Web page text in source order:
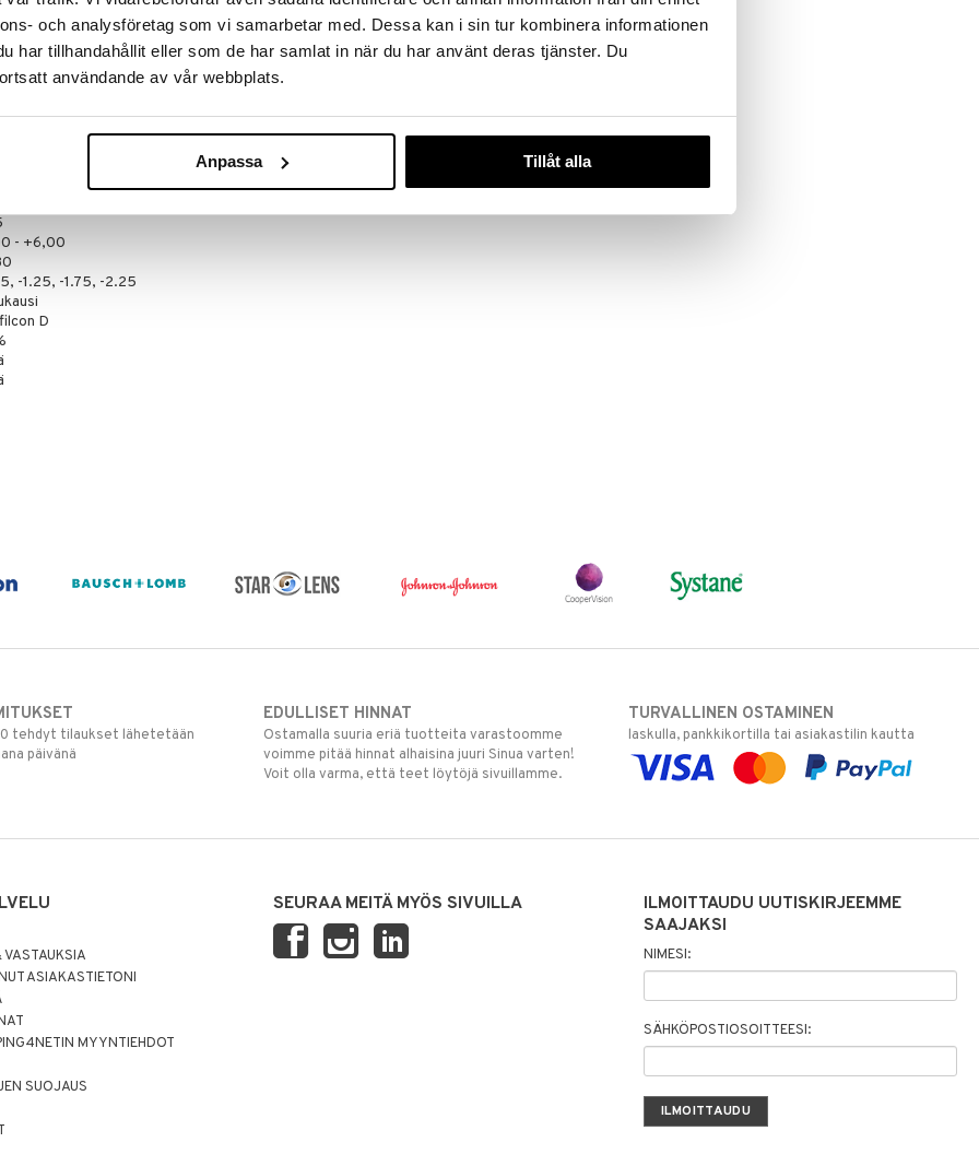
och analysföretag som vi samarbetar med. Dessa kan i sin tur kombinera informationen
har tillhandahållit eller som de har samlat in när du har använt deras tjänster. Du
användande av vår webbplats.
Anpassa Tillåt alla
jopa kuukauden ajan. Kuukausilinssit
linssinesteellä ja ne ovat siten valmiita
aamuna.
aina yksilöllisesti suunniteltu.
- +6,00
-1.25, -1.75, -2.25
D
tehdyt tilaukset lähetetään
päivänä
EDULLISET HINNAT
Ostamalla suuria eriä tuotteita varastoomme
voimme pitää hinnat alhaisina juuri Sinua varten!
Voit olla varma, että teet löytöjä sivuillamme.
TURVALLINEN OSTAMINEN
laskulla, pankkikortilla tai asiakastilin kautta
ASIAKASTIETONI
MYYNTIEHDOT
SUOJAUS
SEURAA MEITÄ MYÖS SIVUILLA
ILMOITTAUDU UUTISKIRJEEMME
SAAJAKSI
NIMESI:
SÄHKÖPOSTIOSOITTEESI: